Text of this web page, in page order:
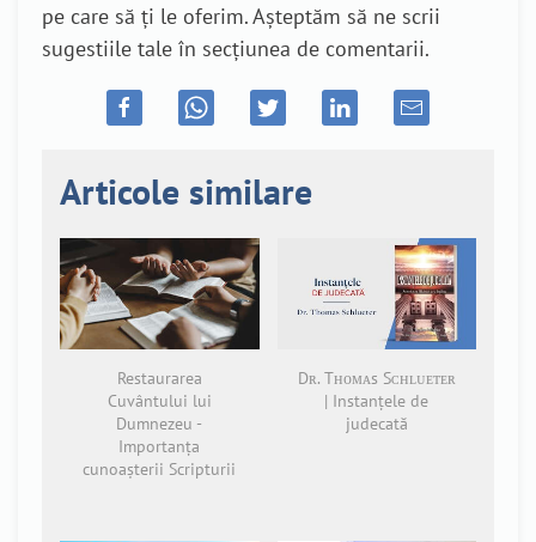
pe care să ți le oferim. Așteptăm să ne scrii
sugestiile tale în secțiunea de comentarii.
Articole similare
Restaurarea
Cuvântului lui
Dumnezeu -
Importanța
cunoașterii Scripturii
Dʀ. Tʜᴏᴍᴀs Sᴄʜʟᴜᴇᴛᴇʀ
| Instanțele de
judecată